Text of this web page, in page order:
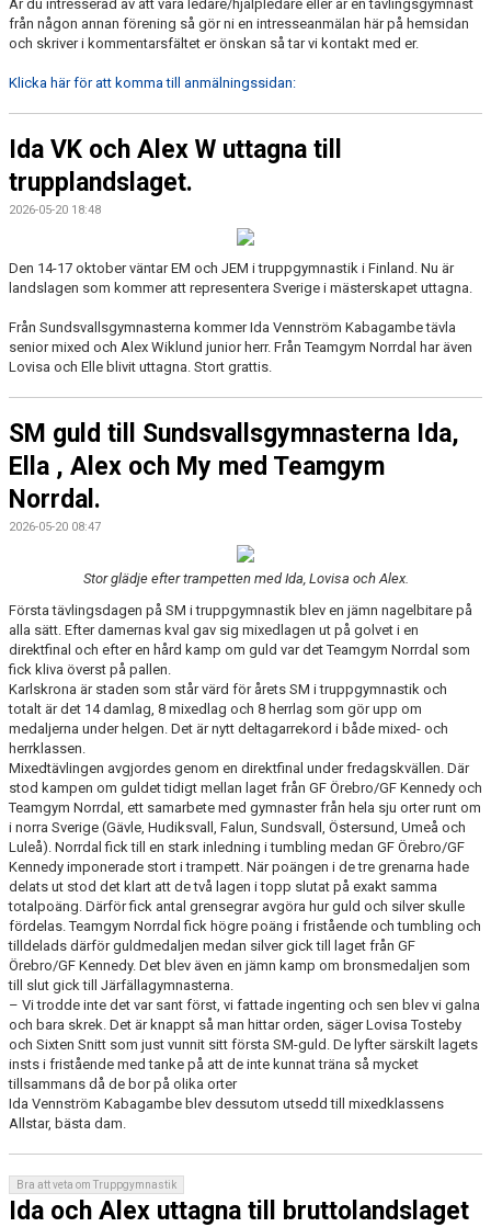
Är du intresserad av att vara ledare/hjälpledare eller är en tävlingsgymnast
från någon annan förening så gör ni en intresseanmälan här på hemsidan
och skriver i kommentarsfältet er önskan så tar vi kontakt med er.
Klicka här för att komma till anmälningssidan:
Ida VK och Alex W uttagna till
trupplandslaget.
2026-05-20 18:48
Den 14-17 oktober väntar EM och JEM i truppgymnastik i Finland. Nu är
landslagen som kommer att representera Sverige i mästerskapet uttagna.
Från Sundsvallsgymnasterna kommer Ida Vennström Kabagambe tävla
senior mixed och Alex Wiklund junior herr. Från Teamgym Norrdal har även
Lovisa och Elle blivit uttagna. Stort grattis.
SM guld till Sundsvallsgymnasterna Ida,
Ella , Alex och My med Teamgym
Norrdal.
2026-05-20 08:47
Stor glädje efter trampetten med Ida, Lovisa och Alex.
Första tävlingsdagen på SM i truppgymnastik blev en jämn nagelbitare på
alla sätt. Efter damernas kval gav sig mixedlagen ut på golvet i en
direktfinal och efter en hård kamp om guld var det Teamgym Norrdal som
fick kliva överst på pallen.
Karlskrona är staden som står värd för årets SM i truppgymnastik och
totalt är det 14 damlag, 8 mixedlag och 8 herrlag som gör upp om
medaljerna under helgen. Det är nytt deltagarrekord i både mixed- och
herrklassen.
Mixedtävlingen avgjordes genom en direktfinal under fredagskvällen. Där
stod kampen om guldet tidigt mellan laget från GF Örebro/GF Kennedy och
Teamgym Norrdal, ett samarbete med gymnaster från hela sju orter runt om
i norra Sverige (Gävle, Hudiksvall, Falun, Sundsvall, Östersund, Umeå och
Luleå). Norrdal fick till en stark inledning i tumbling medan GF Örebro/GF
Kennedy imponerade stort i trampett. När poängen i de tre grenarna hade
delats ut stod det klart att de två lagen i topp slutat på exakt samma
totalpoäng. Därför fick antal grensegrar avgöra hur guld och silver skulle
fördelas. Teamgym Norrdal fick högre poäng i fristående och tumbling och
tilldelads därför guldmedaljen medan silver gick till laget från GF
Örebro/GF Kennedy. Det blev även en jämn kamp om bronsmedaljen som
till slut gick till Järfällagymnasterna.
– Vi trodde inte det var sant först, vi fattade ingenting och sen blev vi galna
och bara skrek. Det är knappt så man hittar orden, säger Lovisa Tosteby
och Sixten Snitt som just vunnit sitt första SM-guld. De lyfter särskilt lagets
insts i fristående med tanke på att de inte kunnat träna så mycket
tillsammans då de bor på olika orter
Ida Vennström Kabagambe blev dessutom utsedd till mixedklassens
Allstar, bästa dam.
Bra att veta om Truppgymnastik
Ida och Alex uttagna till bruttolandslaget